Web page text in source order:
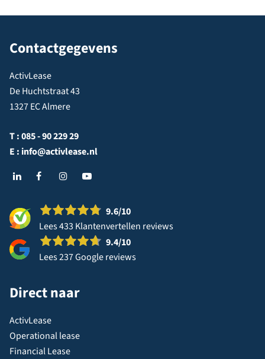
Contactgegevens
ActivLease
De Huchtstraat 43
1327 EC Almere
T :085 - 90 229 29
E : info@activlease.nl
9.6/10
Lees 433 Klantenvertellen reviews
9.4/10
Lees 237 Google reviews
Direct naar
ActivLease
Operational lease
Financial Lease